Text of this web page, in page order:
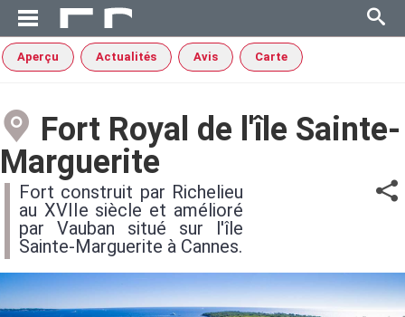
Aperçu Actualités Avis Carte
Fort Royal de l'île Sainte-
Marguerite
Fort construit par Richelieu
au XVIIe siècle et amélioré
par Vauban situé sur l'île
Sainte-Marguerite à Cannes.